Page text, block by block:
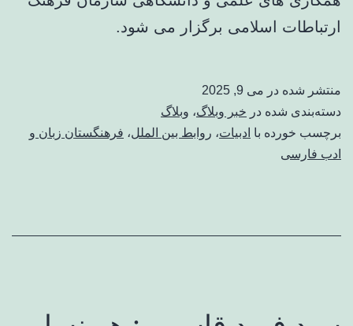
‌ارتباطات اسلامی برگزار می شود.
منتشر شده در می 9, 2025
دسته‌بندی شده در خبر وبلاگ، وبلاگ
برچسب خورده با ادبیات، روابط بین الملل، فرهنگستان زبان و
ادب فارسی